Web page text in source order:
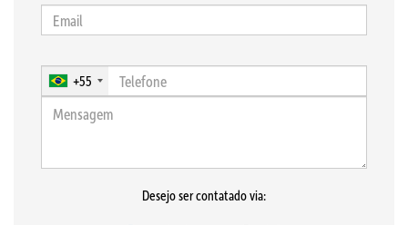
+55
Desejo ser contatado via: